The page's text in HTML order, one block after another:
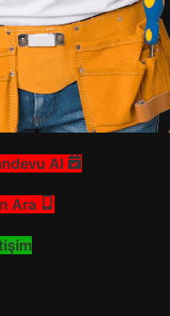
Al
Ara
hem ürün
düşürür. Bosch
kontrol paneli
bulunur. Bu ayarların
performansında
almak için
önce adımları
verimliliğini